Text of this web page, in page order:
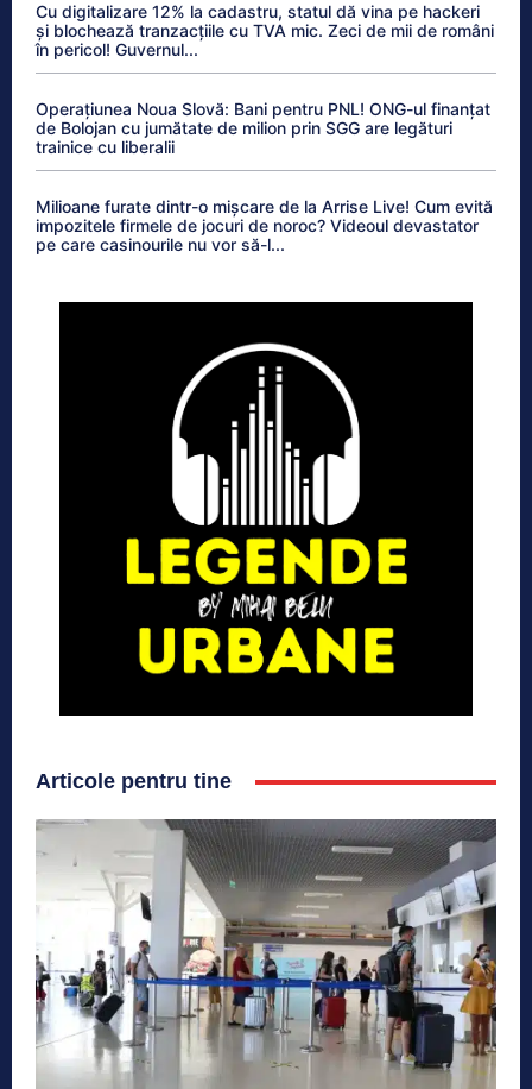
Cu digitalizare 12% la cadastru, statul dă vina pe hackeri
și blochează tranzacțiile cu TVA mic. Zeci de mii de români
în pericol! Guvernul...
Operațiunea Noua Slovă: Bani pentru PNL! ONG-ul finanțat
de Bolojan cu jumătate de milion prin SGG are legături
trainice cu liberalii
Milioane furate dintr-o mișcare de la Arrise Live! Cum evită
impozitele firmele de jocuri de noroc? Videoul devastator
pe care casinourile nu vor să-l...
Articole pentru tine